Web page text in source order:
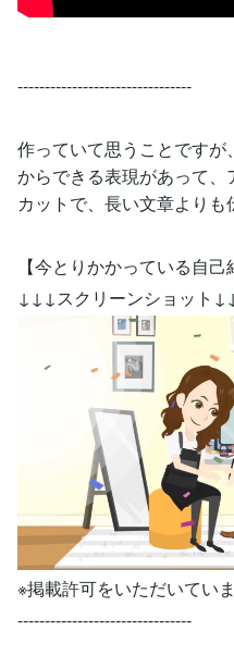
--------------------------------
作っていて思うことです
からできる表現があって、
カットで、長い文章よりも
【今とりかかっている自
↓↓↓スクリーンショット
※掲載許可をいただいてい
--------------------------------